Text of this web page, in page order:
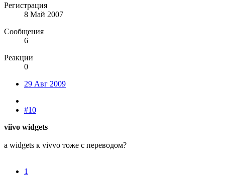
Регистрация
8 Май 2007
Сообщения
6
Реакции
0
29 Авг 2009
#10
viivo widgets
а widgets к vivvo тоже с переводом?
1